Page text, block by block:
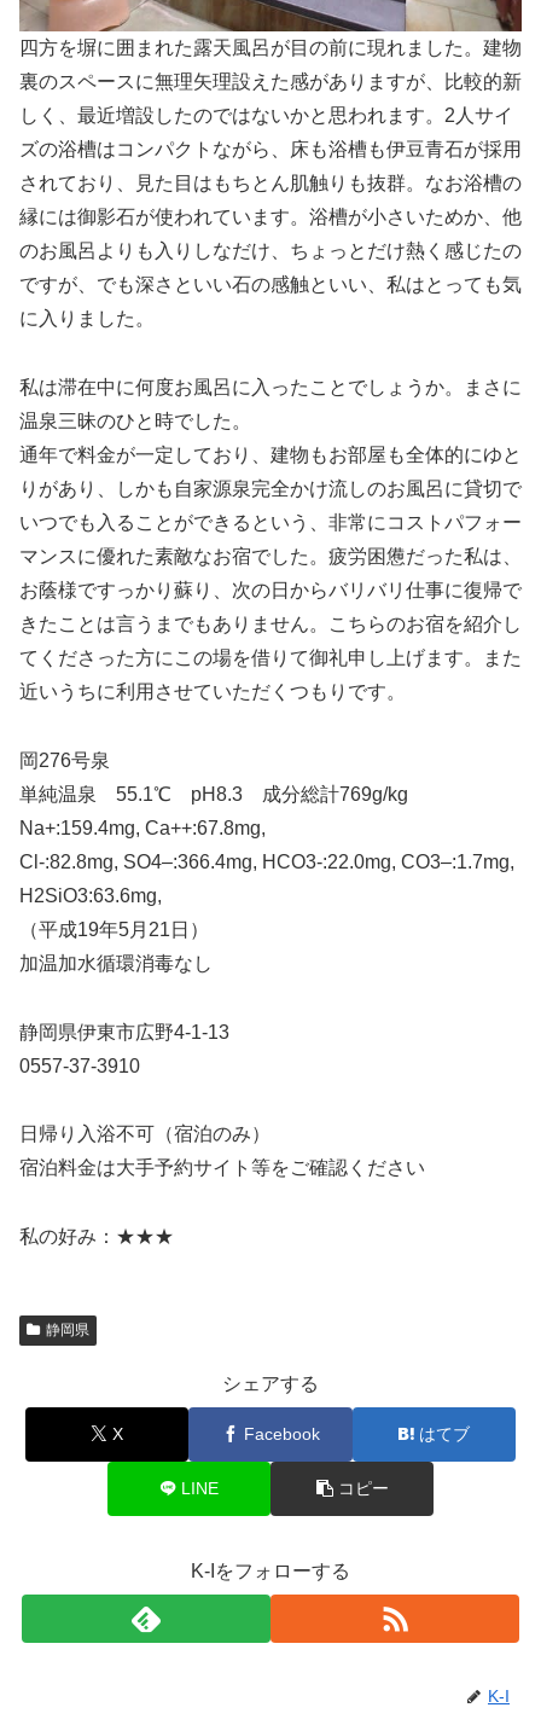
四方を塀に囲まれた露天風呂が目の前に現れました。建物
裏のスペースに無理矢理設えた感がありますが、比較的新
しく、最近増設したのではないかと思われます。2人サイ
ズの浴槽はコンパクトながら、床も浴槽も伊豆青石が採用
されており、見た目はもちとん肌触りも抜群。なお浴槽の
縁には御影石が使われています。浴槽が小さいためか、他
のお風呂よりも入りしなだけ、ちょっとだけ熱く感じたの
ですが、でも深さといい石の感触といい、私はとっても気
に入りました。
私は滞在中に何度お風呂に入ったことでしょうか。まさに
温泉三昧のひと時でした。
通年で料金が一定しており、建物もお部屋も全体的にゆと
りがあり、しかも自家源泉完全かけ流しのお風呂に貸切で
いつでも入ることができるという、非常にコストパフォー
マンスに優れた素敵なお宿でした。疲労困憊だった私は、
お蔭様ですっかり蘇り、次の日からバリバリ仕事に復帰で
きたことは言うまでもありません。こちらのお宿を紹介し
てくださった方にこの場を借りて御礼申し上げます。また
近いうちに利用させていただくつもりです。
岡276号泉
単純温泉 55.1℃ pH8.3 成分総計769g/kg
Na+:159.4mg, Ca++:67.8mg,
Cl-:82.8mg, SO4–:366.4mg, HCO3-:22.0mg, CO3–:1.7mg,
H2SiO3:63.6mg,
（平成19年5月21日）
加温加水循環消毒なし
静岡県伊東市広野4-1-13
0557-37-3910
日帰り入浴不可（宿泊のみ）
宿泊料金は大手予約サイト等をご確認ください
私の好み：★★★
静岡県
シェアする
X Facebook はてブ
LINE コピー
K-Iをフォローする
K-I